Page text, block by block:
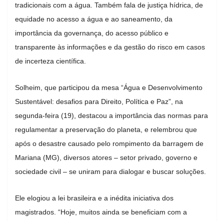
tradicionais com a água. Também fala de justiça hídrica, de
equidade no acesso a água e ao saneamento, da
importância da governança, do acesso público e
transparente às informações e da gestão do risco em casos
de incerteza científica.
Solheim, que participou da mesa “Água e Desenvolvimento
Sustentável: desafios para Direito, Política e Paz”, na
segunda-feira (19), destacou a importância das normas para
regulamentar a preservação do planeta, e relembrou que
após o desastre causado pelo rompimento da barragem de
Mariana (MG), diversos atores – setor privado, governo e
sociedade civil – se uniram para dialogar e buscar soluções.
Ele elogiou a lei brasileira e a inédita iniciativa dos
magistrados. “Hoje, muitos ainda se beneficiam com a